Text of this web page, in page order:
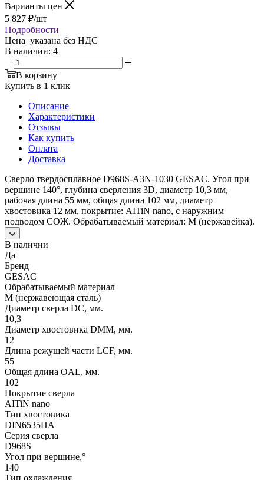
Варианты цен
5 827 ₽/шт
Подробности
Цена указана без НДС
В наличии: 4
В корзину
Купить в 1 клик
Описание
Характеристики
Отзывы
Как купить
Оплата
Доставка
Сверло твердосплавное D968S-A3N-1030 GESAC. Угол при
вершине 140°, глубина сверления 3D, диаметр 10,3 мм,
рабочая длина 55 мм, общая длина 102 мм, диаметр
хвостовика 12 мм, покрытие: AITiN nano, с наружним
подводом СОЖ. Обрабатываемый материал: M (нержавейка).
В наличии
Да
Бренд
GESAC
Обрабатываемый материал
M (нержавеющая сталь)
Диаметр сверла DC, мм.
10,3
Диаметр хвостовика DMM, мм.
12
Длина режущей части LСF, мм.
55
Общая длина OAL, мм.
102
Покрытие сверла
AITiN nano
Тип хвостовика
DIN6535HA
Серия сверла
D968S
Угол при вершине,°
140
Тип охлаждения